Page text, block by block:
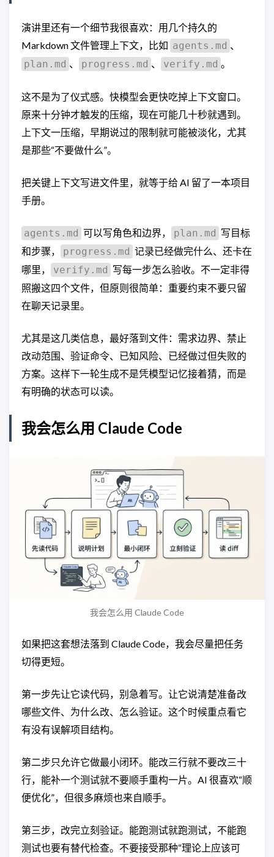
演讲里还有一个细节我很喜欢：用几个持久的
Markdown 文件管理上下文，比如 agents.md 、
plan.md 、 progress.md 、 verify.md 。
这不是为了仪式感。快模型会更快吃掉上下文窗口。
原来十分钟才触发的压缩，现在可能几十秒就遇到。
上下文一压缩，早期说过的限制就可能被淡化，尤其
是那些“不要做什么”。
把关键上下文写进文件里，就等于给 AI 留了一本项目
手册。
agents.md 可以写角色和边界， plan.md 写目标
和步骤，
progress.md 记录已经做完什么、还卡在
哪里，
verify.md 写每一步怎么验收。不一定非得
照搬这四个文件，但原则很简单：重要约束不要只留
在聊天记录里。
尤其是这几类信息，最好落到文件：需求边界、禁止
改动范围、验证命令、已知风险、已经做过但失败的
方案。这样下一轮生成不是凭模型记忆接着猜，而是
有明确的状态可以读。
我会怎么用 Claude Code
我会怎么用 Claude Code
如果把这套想法落到 Claude Code，我会尽量把任务
切得更短。
第一步先让它读代码，别急着写。让它说清楚准备改
哪些文件、为什么改、怎么验证。这个时候重点看它
有没有误解项目结构。
第二步只允许它做最小闭环。能改三行就不要改三十
行，能补一个测试就不要顺手重构一片。AI 很喜欢“顺
便优化”，但很多麻烦也来自顺手。
第三步，改完立刻验证。能跑测试就跑测试，不能跑
测试也要有替代检查。不要接受那种“理论上应该可